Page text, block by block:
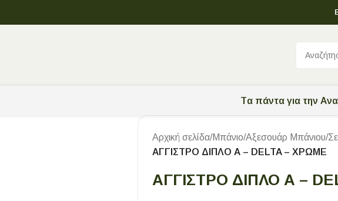
Tα πάντα για την
Αρχική σελίδα/Μπάνιο/Αξεσουάρ Μπάνιου/
ΑΓΓΙΣΤΡΟ ΔΙΠΛΟ Α – DELTA – ΧΡΩΜΕ
ΑΓΓΙΣΤΡΟ ΔΙΠΛΟ Α –